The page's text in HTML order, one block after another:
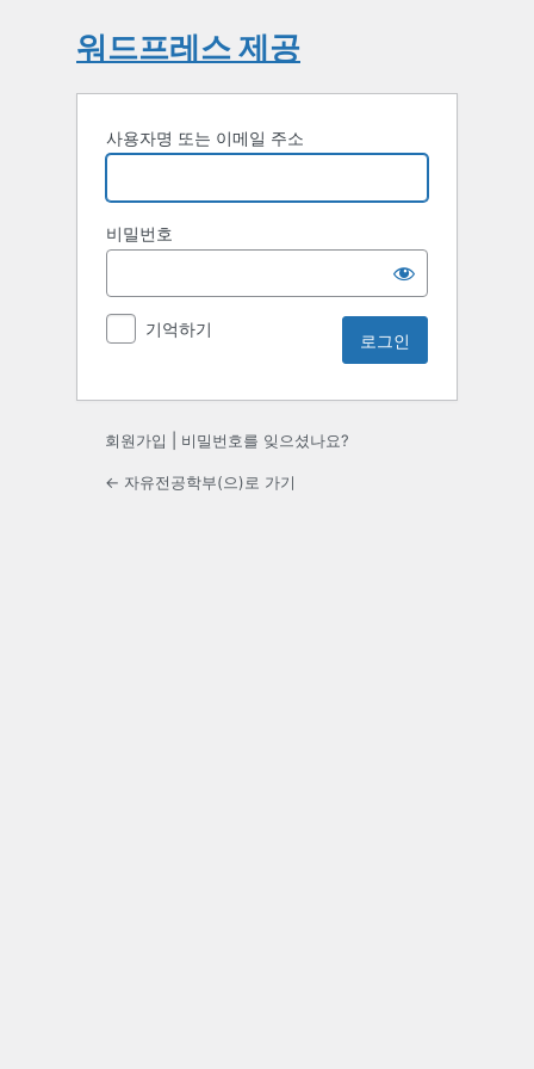
워드프레스 제공
사용자명 또는 이메일 주소
비밀번호
기억하기
회원가입 비밀번호를 잊으셨나요?
← 자유전공학부(으)로 가기